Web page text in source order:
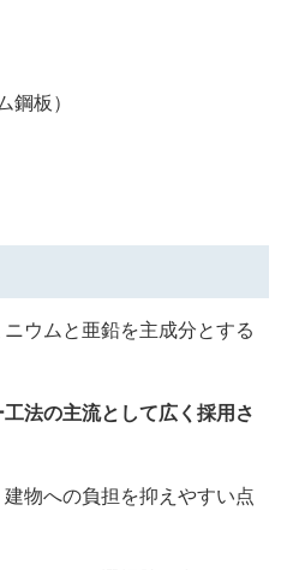
鋼板）
ウムと亜鉛を主成分とする
法の主流として広く採用さ
物への負担を抑えやすい点